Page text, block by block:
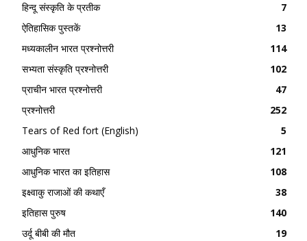
हिन्दू संस्कृति के प्रतीक
7
ऐतिहासिक पुस्तकें
13
मध्यकालीन भारत प्रश्नोत्तरी
114
सभ्यता संस्कृति प्रश्नोत्तरी
102
प्राचीन भारत प्रश्नोत्तरी
47
प्रश्नोत्तरी
252
Tears of Red fort (English)
5
आधुनिक भारत
121
आधुनिक भारत का इतिहास
108
इक्ष्वाकु राजाओं की कथाएँ
38
इतिहास पुरुष
140
उर्दू बीबी की मौत
19